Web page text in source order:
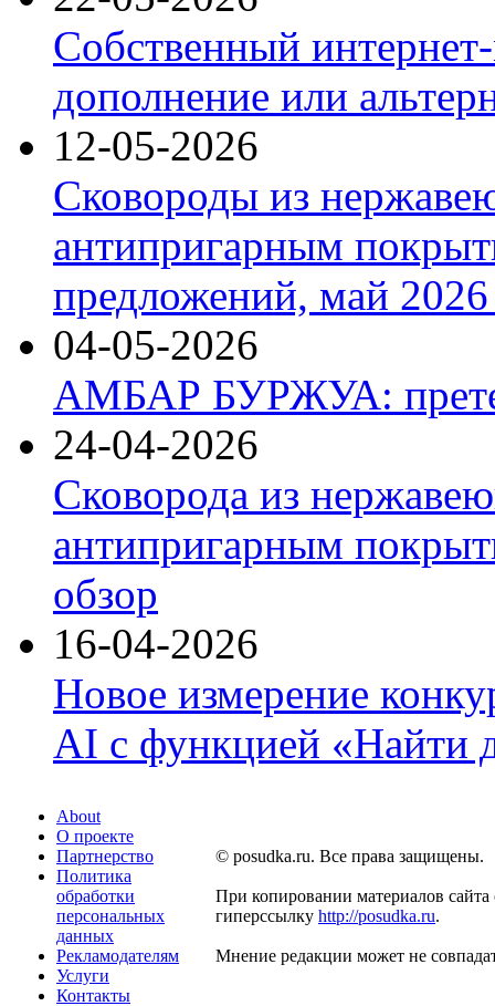
Собственный
дополнение или
12-05-2026
Сковороды из
антипригарным
предложений, май 2026
04-05-2026
АМБАР БУРЖУА:
24-04-2026
Сковорода из
антипригарным
обзор
16-04-2026
Новое измерение
AI с функцией «Найти
About
О проекте
Партнерство
Политика
обработки
персональных
данных
Рекламодателям
Услуги
Контакты
© posudka.ru. Все права защищены.
При копировании материалов сайта
гиперссылку http://posudka.ru.
Мнение редакции может не